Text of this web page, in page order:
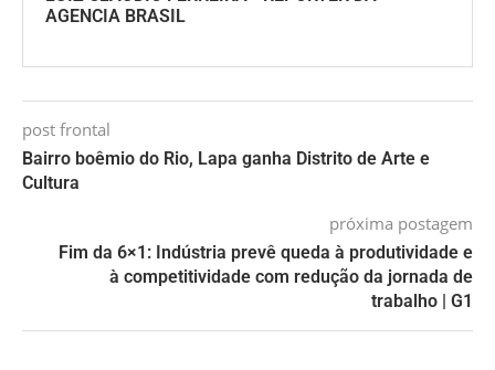
AGENCIA BRASIL
post frontal
Bairro boêmio do Rio, Lapa ganha Distrito de Arte e
Cultura
próxima postagem
Fim da 6×1: Indústria prevê queda à produtividade e
à competitividade com redução da jornada de
trabalho | G1